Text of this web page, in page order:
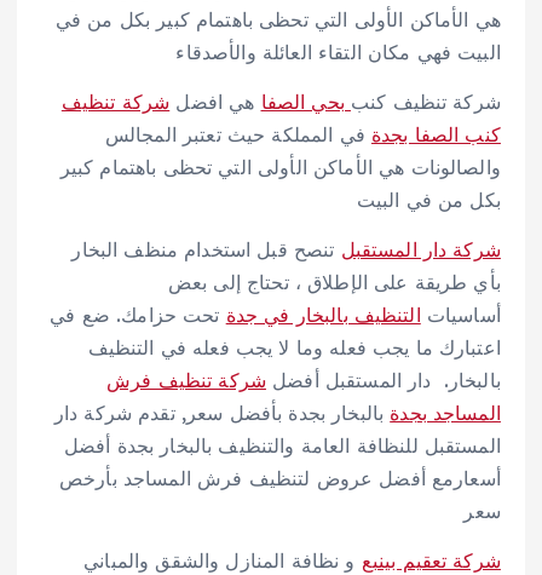
هي الأماكن الأولى التي تحظى باهتمام كبير بكل من في
البيت فهي مكان التقاء العائلة والأصدقاء
شركة تنظيف كنب بحي الصفا هي افضل شركة تنظيف
كنب الصفا بجدة في المملكة حيث تعتبر المجالس
والصالونات هي الأماكن الأولى التي تحظى باهتمام كبير
بكل من في البيت
شركة دار المستقبل تنصح قبل استخدام منظف البخار
بأي طريقة على الإطلاق ، تحتاج إلى بعض
أساسيات التنظيف بالبخار في جدة تحت حزامك. ضع في
اعتبارك ما يجب فعله وما لا يجب فعله في التنظيف
بالبخار. دار المستقبل أفضل شركة تنظيف فرش
المساجد بجدة بالبخار بجدة بأفضل سعر, تقدم شركة دار
المستقبل للنظافة العامة والتنظيف بالبخار بجدة أفضل
أسعارمع أفضل عروض لتنظيف فرش المساجد بأرخص
سعر
شركة تعقيم بينبع و نظافة المنازل والشقق والمباني